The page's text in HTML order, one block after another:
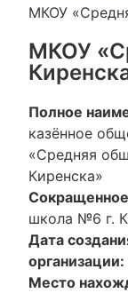
МКОУ
МКОУ
Полное
казённое
«Средняя
Киренска»
школа №6 г.
Дата
организации:
Место